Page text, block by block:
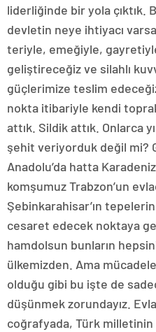
liderliğinde bir yola çıktık.
devletin neye ihtiyacı varsa
teriyle, emeğiyle,
geliştireceğiz ve silahlı
güçlerimize teslim
nokta itibariyle kendi
attık. Sildik attık. Onlarca
şehit veriyorduk değil mi?
Anadolu’da hatta
komşumuz Trabzon’un
Şebinkarahisar’ın
cesaret edecek noktaya
hamdolsun bunların
ülkemizden. Ama
olduğu gibi bu işte de
düşünmek zorundayız.
coğrafyada, Türk milletinin